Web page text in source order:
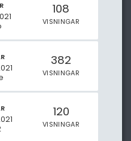
108
VISNINGAR
382
VISNINGAR
120
VISNINGAR